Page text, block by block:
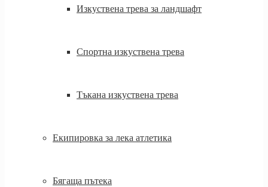
Изкуствена трева за ландшафт
Спортна изкуствена трева
Тъкана изкуствена трева
Екипировка за лека атлетика
Бягаща пътека